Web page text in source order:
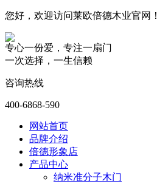
您好，欢迎访问莱欧倍德木业官网！
专心一份爱，专注一扇门
一次选择，一生信赖
咨询热线
400-6868-590
网站首页
品牌介绍
倍德形象店
产品中心
纳米准分子木门